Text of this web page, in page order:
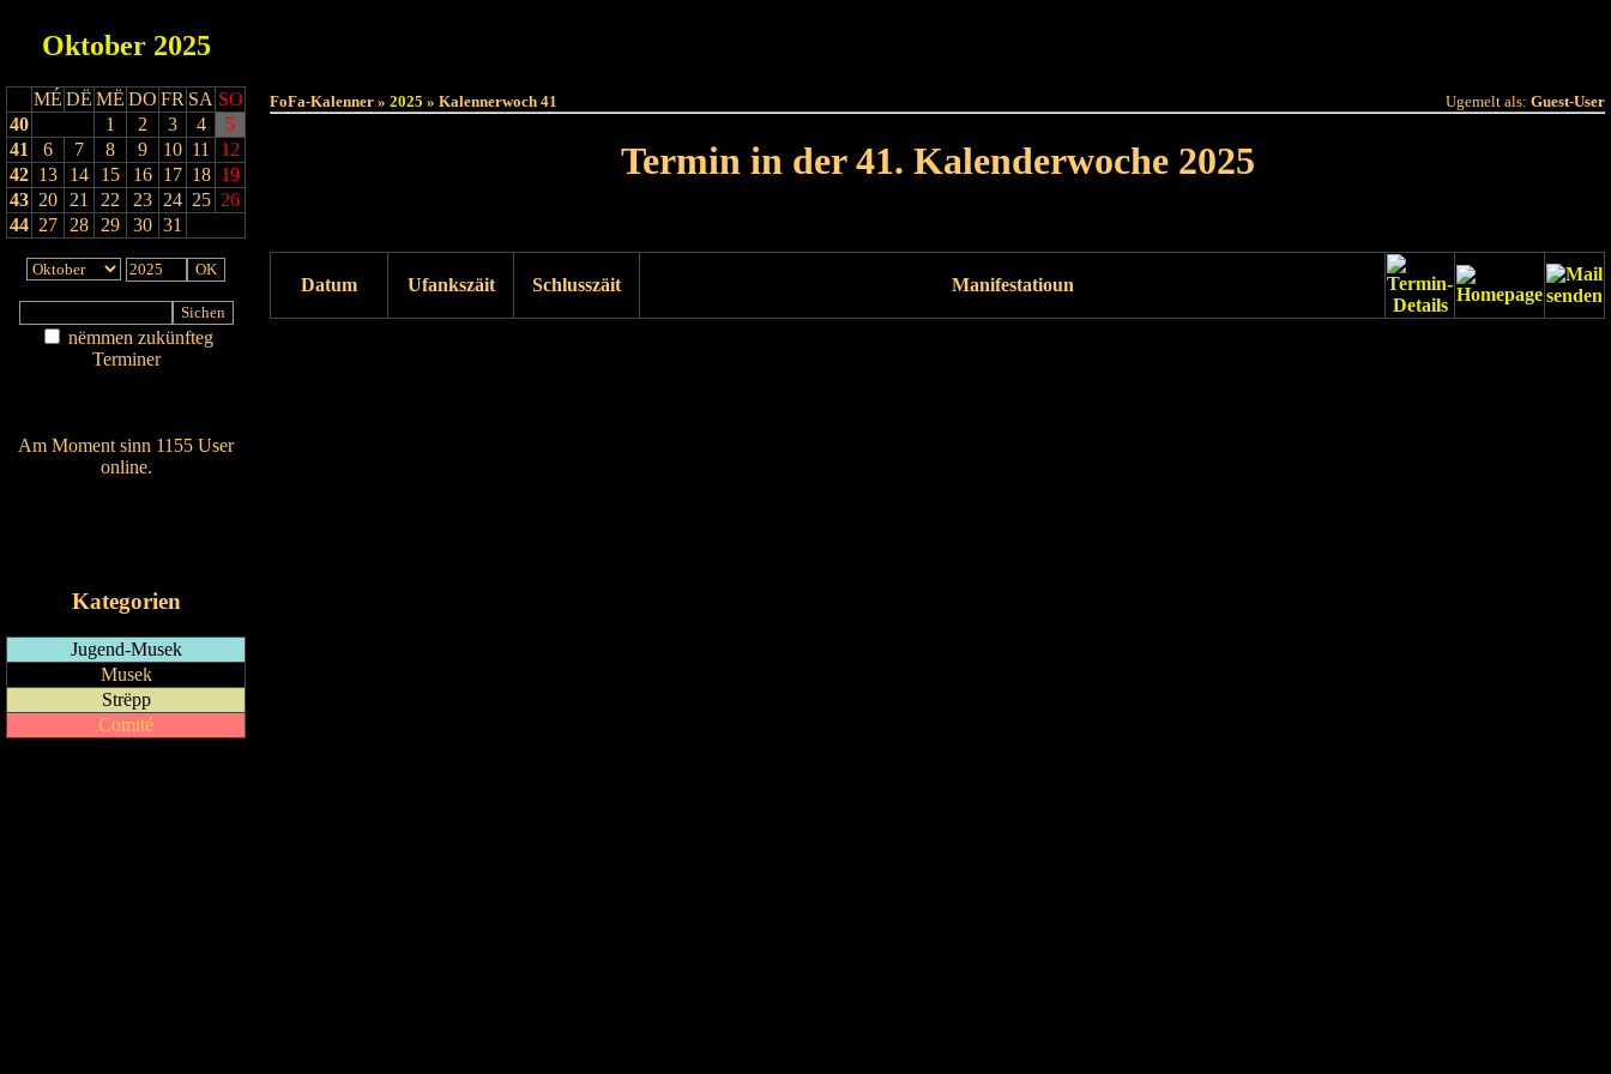
Oktober 2025
MÉ DË MË DO FR SA SO
40
1 2 3 4
5
41
6 7 8 9 10 11
12
42 13 14 15 16 17 18 19
43 20 21 22 23 24 25 26
44 27 28 29 30 31
nëmmen zukünfteg
Terminer
Am Moment sinn 1155 User
online.
Kategorien
Jugend-Musek
Musek
Strëpp
Comité
FoFa-Kalenner » 2025 » Kalennerwoch 41 Ugemelt als: Guest-User
Termin in der 41. Kalenderwoche 2025
Datum Ufankszäit Schlusszäit Manifestatioun